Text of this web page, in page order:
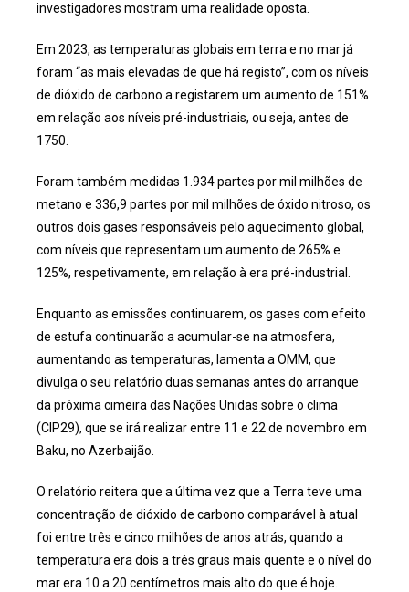
investigadores mostram uma realidade oposta.
Em 2023, as temperaturas globais em terra e no mar já
foram “as mais elevadas de que há registo”, com os níveis
de dióxido de carbono a registarem um aumento de 151%
em relação aos níveis pré-industriais, ou seja, antes de
1750.
Foram também medidas 1.934 partes por mil milhões de
metano e 336,9 partes por mil milhões de óxido nitroso, os
outros dois gases responsáveis pelo aquecimento global,
com níveis que representam um aumento de 265% e
125%, respetivamente, em relação à era pré-industrial.
Enquanto as emissões continuarem, os gases com efeito
de estufa continuarão a acumular-se na atmosfera,
aumentando as temperaturas, lamenta a OMM, que
divulga o seu relatório duas semanas antes do arranque
da próxima cimeira das Nações Unidas sobre o clima
(CIP29), que se irá realizar entre 11 e 22 de novembro em
Baku, no Azerbaijão.
O relatório reitera que a última vez que a Terra teve uma
concentração de dióxido de carbono comparável à atual
foi entre três e cinco milhões de anos atrás, quando a
temperatura era dois a três graus mais quente e o nível do
mar era 10 a 20 centímetros mais alto do que é hoje.